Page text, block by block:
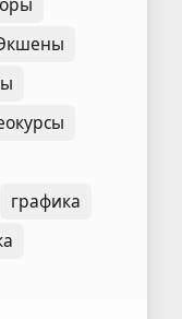
графика